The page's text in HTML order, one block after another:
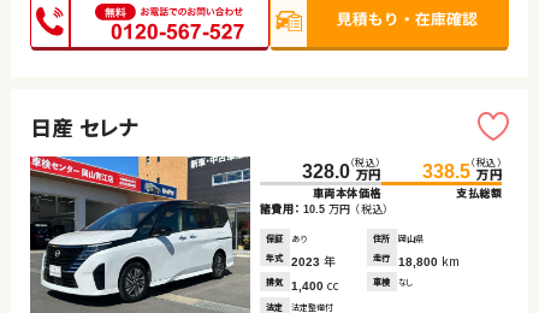
日産 セレナ
328.0（税込）
万円
車両本体価格
338.5（税込）
万円
支払総額
諸費用： 10.5 万円 （税込）
保証 あり 住所
岡山県
年式
2023 年 走行 18,800 km
排気 1,400 cc 車検 なし
法定
法定整備付